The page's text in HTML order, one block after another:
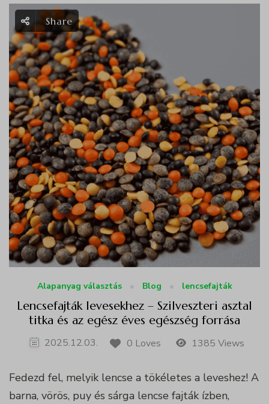
Share
Alapanyag választás Blog lencsefajták
Lencsefajták levesekhez – Szilveszteri asztal
titka és az egész éves egészség forrása
2025.12.03. 0 Loves 1385 Views
Fedezd fel, melyik lencse a tökéletes a leveshez! A
barna, vörös, puy és sárga lencse fajták ízben,